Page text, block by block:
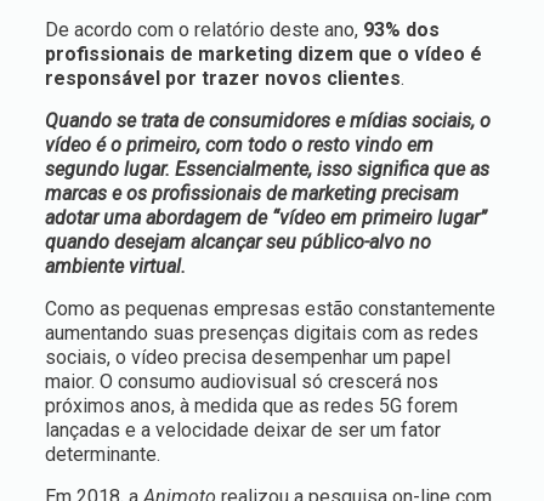
De acordo com o relatório deste ano, 93% dos
profissionais de marketing dizem que o vídeo é
responsável por trazer novos clientes.
Quando se trata de consumidores e mídias sociais, o
vídeo é o primeiro, com todo o resto vindo em
segundo lugar. Essencialmente, isso significa que as
marcas e os profissionais de marketing precisam
adotar uma abordagem de “vídeo em primeiro lugar”
quando desejam alcançar seu público-alvo no
ambiente virtual.
Como as pequenas empresas estão constantemente
aumentando suas presenças digitais com as redes
sociais, o vídeo precisa desempenhar um papel
maior. O consumo audiovisual só crescerá nos
próximos anos, à medida que as redes 5G forem
lançadas e a velocidade deixar de ser um fator
determinante.